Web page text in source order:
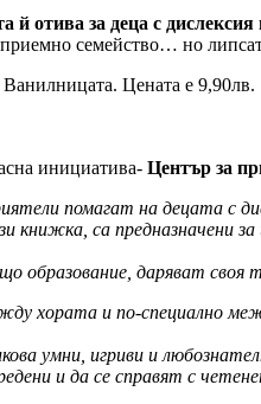
отива за деца с
семейство… но
Цената е 9,90лв.
инициатива- Център за
помагат на децата с
са предназначени
даряват своя
хората и по-специално
умни, игриви и
и да се справят с